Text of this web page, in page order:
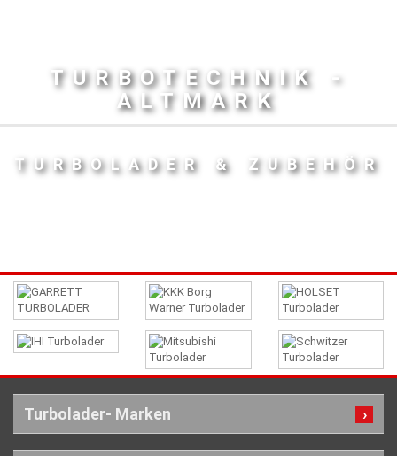
TURBOTECHNIK -
ALTMARK
TURBOLADER & ZUBEHÖR
Turbolader- Marken